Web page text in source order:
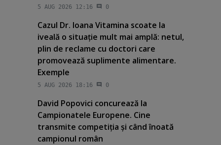
5 AUG 2026 12:16 0
Cazul Dr. Ioana Vitamina scoate la
iveală o situaţie mult mai amplă: netul,
plin de reclame cu doctori care
promovează suplimente alimentare.
Exemple
5 AUG 2026 18:16 0
David Popovici concurează la
Campionatele Europene. Cine
transmite competiţia şi când înoată
campionul român